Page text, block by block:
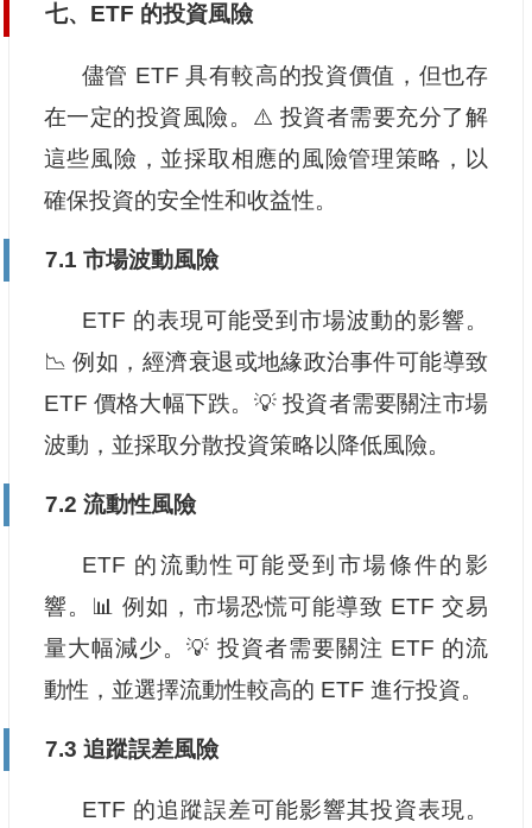
七、ETF 的投資風險
儘管 ETF 具有較高的投資價值，但也存
在一定的投資風險。⚠️ 投資者需要充分了解
這些風險，並採取相應的風險管理策略，以
確保投資的安全性和收益性。
7.1 市場波動風險
ETF 的表現可能受到市場波動的影響。
📉 例如，經濟衰退或地緣政治事件可能導致
ETF 價格大幅下跌。💡 投資者需要關注市場
波動，並採取分散投資策略以降低風險。
7.2 流動性風險
ETF 的流動性可能受到市場條件的影
響。📊 例如，市場恐慌可能導致 ETF 交易
量大幅減少。💡 投資者需要關注 ETF 的流
動性，並選擇流動性較高的 ETF 進行投資。
7.3 追蹤誤差風險
ETF 的追蹤誤差可能影響其投資表現。